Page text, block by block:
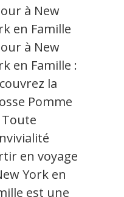
à New
en Famille
à New
en Famille :
la
Pomme
en voyage
York en
est une